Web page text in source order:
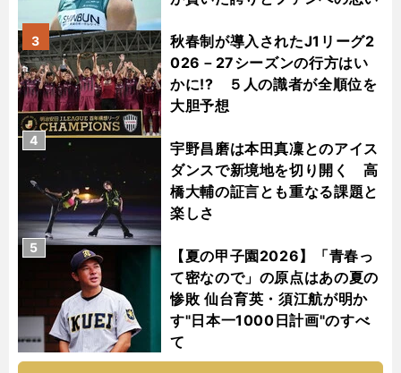
秋春制が導入されたJ1リーグ2
026－27シーズンの行方はい
かに!? ５人の識者が全順位を
大胆予想
3
宇野昌磨は本田真凜とのアイス
ダンスで新境地を切り開く 高
橋大輔の証言とも重なる課題と
楽しさ
4
【夏の甲子園2026】「青春っ
て密なので」の原点はあの夏の
惨敗 仙台育英・須江航が明か
す"日本一1000日計画"のすべ
て
5